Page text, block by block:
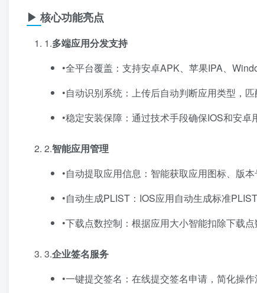
▶ 核心功能亮点
1.​多端应用分发支持
•全平台覆盖：支持安卓APK、苹果IPA、
•自动识别系统：上传后自动判断应用类型，
•稳定安装保障：通过技术手段确保IOS和安卓
2.​智能应用管理
•自动提取应用信息：智能获取应用图标、版
•自动生成PLIST：IOS应用自动生成标准
•下载点数控制：根据应用大小智能扣除下载
3.​企业签名服务
•一键提交签名：在线提交签名申请，简化操作